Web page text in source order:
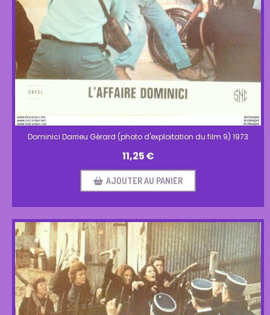
Dominici Darrieu Gérard (photo d'exploitation du film 9) 1973
11,25€
AJOUTER AU PANIER